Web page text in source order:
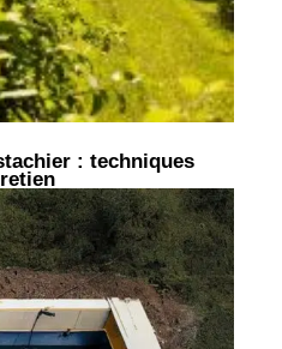
: techniques